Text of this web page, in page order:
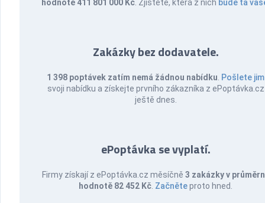
hodnotě 411 801 000 Kč . Zjistěte, která z nich bude ta
Zakázky bez dodavatele.
1 398 poptávek zatím nemá žádnou nabídku Pošlete jim
svoji nabídku a získejte prvního zákazníka z ePoptávka.cz
ještě dnes.
ePoptávka se vyplatí.
Firmy získají z ePoptávka.cz měsíčně 3 zakázky v
hodnotě 82 452 Kč Začněteproto hned.